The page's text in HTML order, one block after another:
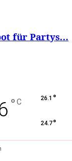
für Partys...
° C 26.1 °
24.7°